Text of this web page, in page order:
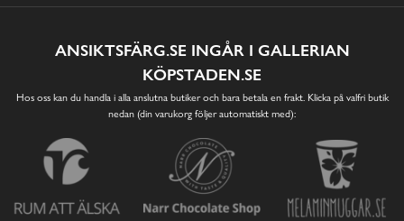
ANSIKTSFÄRG.SE INGÅR I GALLERIAN
KÖPSTADEN.SE
Hos oss kan du handla i alla anslutna butiker och bara betala en frakt. Klicka på valfri butik
nedan (din varukorg följer automatiskt med):